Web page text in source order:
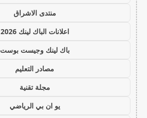
منتدى الاشراق
اعلانات الباك لينك 2026
باك لينك وجيست بوست
مصادر التعليم
مجلة تقنية
يو ان بي الرياضي